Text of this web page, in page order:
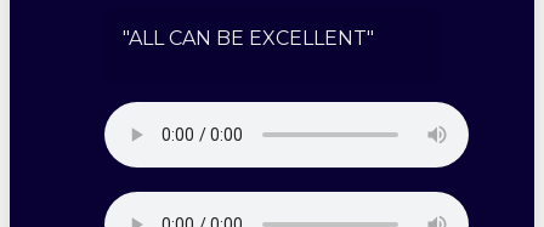
"ALL CAN BE EXCELLENT"